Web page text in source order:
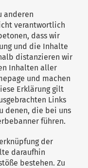
anderen
verantwortlich
dass wir
und die Inhalte
distanzieren wir
Inhalten aller
und machen
Erklärung gilt
Links
denen, die bei uns
führen.
der
daraufhin
bestehen. Zu